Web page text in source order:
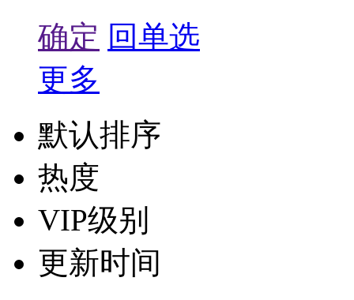
确定 回单选
更多
默认排序
热度
VIP级别
更新时间